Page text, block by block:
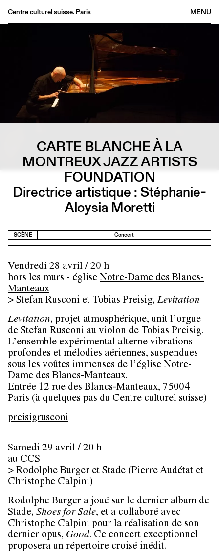
MENU
Centre culturel suisse. Paris
Médiathèque
Éditions
Informations
CARTE BLANCHE À LA
MONTREUX JAZZ ARTISTS
FOUNDATION
Directrice artistique : Stéphanie-
Aloysia Moretti
SCÈNE Concert
Vendredi 28 avril / 20 h
hors les murs - église Notre-Dame des Blancs-
Manteaux
> Stefan Rusconi et Tobias Preisig, Levitation
Levitation, projet atmosphérique, unit l’orgue
de Stefan Rusconi au violon de Tobias Preisig.
L’ensemble expérimental alterne vibrations
profondes et mélodies aériennes, suspendues
sous les voûtes immenses de l’église Notre-
Dame des Blancs-Manteaux.
Entrée 12 rue des Blancs-Manteaux, 75004
Paris (à quelques pas du Centre culturel suisse)
preisigrusconi
Samedi 29 avril / 20 h
au CCS
> Rodolphe Burger et Stade (Pierre Audétat et
Christophe Calpini)
Rodolphe Burger a joué sur le dernier album de
Stade, Shoes for Sale, et a collaboré avec
Christophe Calpini pour la réalisation de son
dernier opus, Good. Ce concert exceptionnel
proposera un répertoire croisé inédit.